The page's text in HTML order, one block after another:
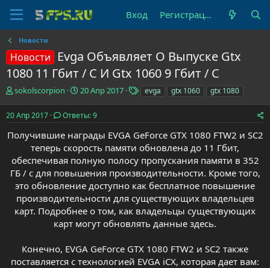
Вход Регистрация
Новости
Новости
Evga Объявляет О Выпуске Gtx
1080 11 Гбит / С И Gtx 1060 9 Гбит / С
А
р
м
ы
sokolscorpion
Д
т
н
а
ч
а
л
а
20 Апр 2017
Тevga gtx 1060 gtx 1080
20 Апр 2017 Ответы: 9
Получившие награды EVGA GeForce GTX 1080 FTW2 и SC2
теперь скорость памяти обновлена до 11 Гбит,
обеспечивая полную полосу пропускания памяти в 352
ГБ / с для повышения производительности. Кроме того,
это обновление доступно как бесплатное повышение
производительности для существующих владельцев
карт. Подробнее о том, как владельцы существующих
карт могут обновлять данные здесь.
Конечно, EVGA GeForce GTX 1080 FTW2 и SC2 также
поставляется с технологией EVGA iCX, которая дает вам: